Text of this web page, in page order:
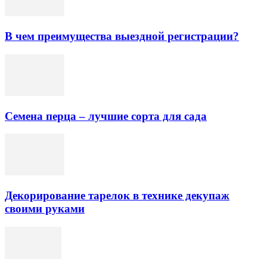
В чем преимущества выездной регистрации?
Семена перца – лучшие сорта для сада
Декорирование тарелок в технике декупаж
своими руками